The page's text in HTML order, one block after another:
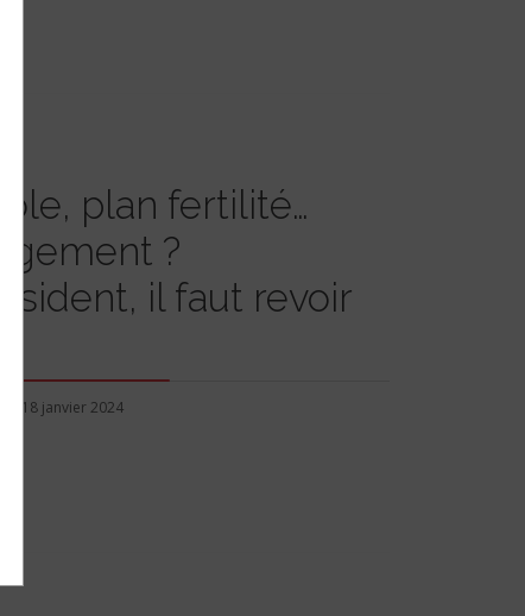
plan fertilité…
?
il faut revoir
18 janvier 2024